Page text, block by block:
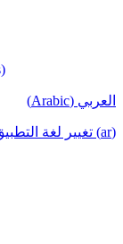
العربي (Arabic)
(ar) تغيير لغة التطبيق إلى العربية